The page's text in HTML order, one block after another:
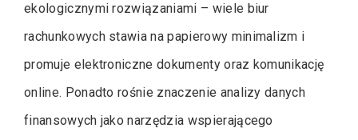
ekologicznymi rozwiązaniami – wiele biur
rachunkowych stawia na papierowy minimalizm i
promuje elektroniczne dokumenty oraz komunikację
online. Ponadto rośnie znaczenie analizy danych
finansowych jako narzędzia wspierającego